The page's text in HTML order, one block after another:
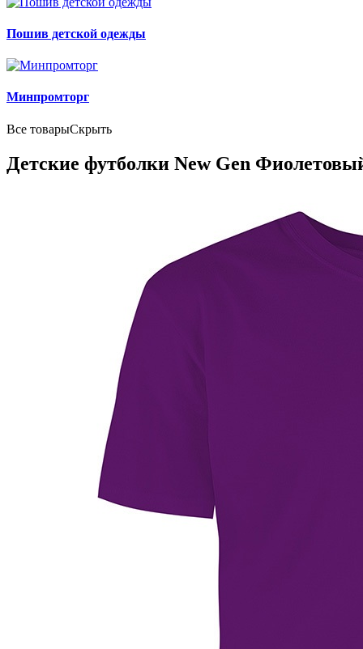
Пошив детской одежды
Минпромторг
Все товарыСкрыть
Детские футболки New Gen